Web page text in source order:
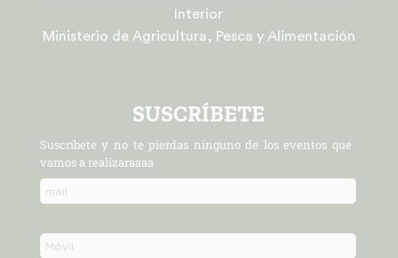
Interior
Ministerio de Agricultura, Pesca y Alimentación
SUSCRÍBETE
Suscríbete y no te pierdas ninguno de los eventos que
vamos a realizaraaaa